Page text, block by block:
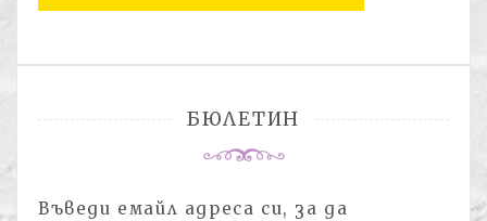
БЮЛЕТИН
Въведи емайл адреса си, за да